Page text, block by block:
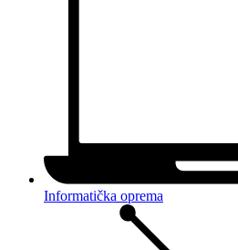
Informatička oprema